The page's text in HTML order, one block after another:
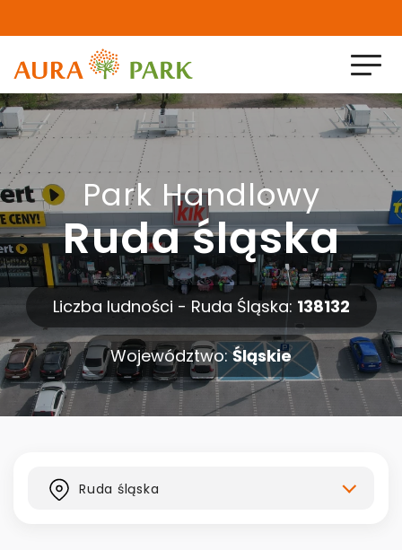
Home
O nas
Projekty zrealizowane
Projekty w realizacji
Aktualności
Kontakt
Park Handlowy
Ruda śląska
Liczba ludności - Ruda Śląska: 138132
Województwo:Śląskie
Ruda śląska